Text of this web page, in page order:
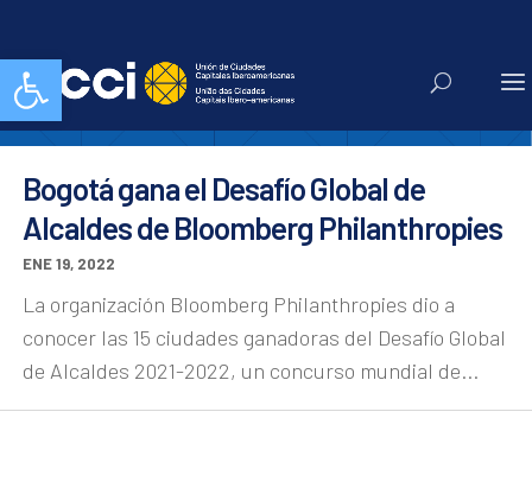
Abrir barra de herramientasNoticias
Bogotá gana el Desafío Global de
Alcaldes de Bloomberg Philanthropies
ENE 19, 2022
La organización Bloomberg Philanthropies dio a
conocer las 15 ciudades ganadoras del Desafío Global
de Alcaldes 2021-2022, un concurso mundial de...